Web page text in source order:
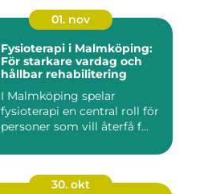
01. nov
Fysioterapi i Malmköping:
För starkare vardag och
hållbar rehabilitering
I Malmköping spelar
fysioterapi en central roll för
personer som vill återfå f...
30. okt